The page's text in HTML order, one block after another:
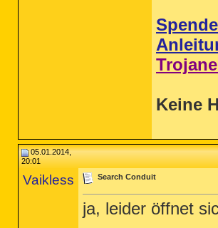
Keine
05.01.2014,
20:01
Vaikless Search Conduit
ja, leider öffnet